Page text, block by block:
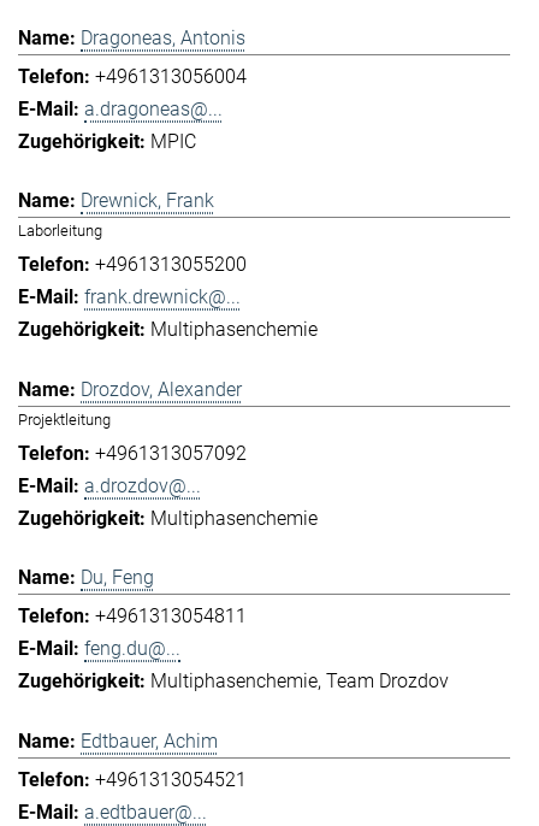
Dragoneas, Antonis
+4961313056004
a.dragoneas@...
MPIC
Drewnick, Frank
Laborleitung
+4961313055200
frank.drewnick@...
Multiphasenchemie
Drozdov, Alexander
Projektleitung
+4961313057092
a.drozdov@...
Multiphasenchemie
Du, Feng
+4961313054811
feng.du@...
Multiphasenchemie Team Drozdov
Edtbauer, Achim
+4961313054521
a.edtbauer@...